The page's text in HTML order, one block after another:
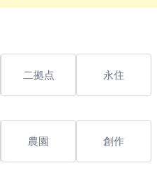
二拠点 永住
農園 創作